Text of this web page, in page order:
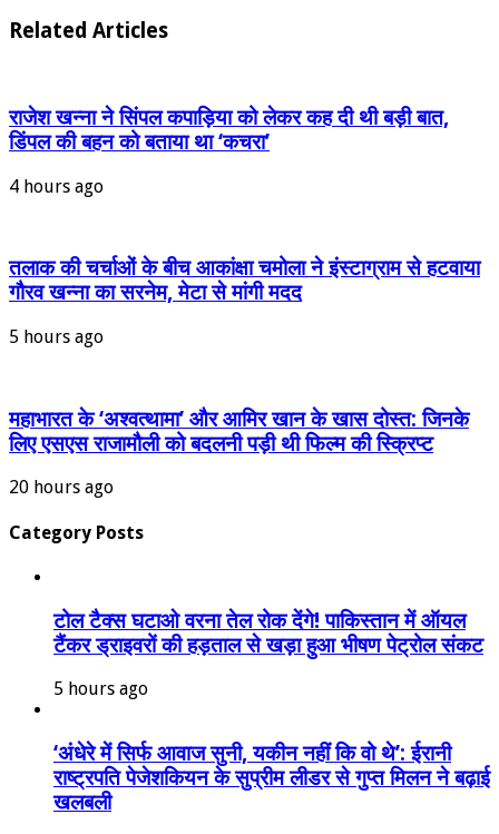
Related Articles
राजेश खन्ना ने सिंपल कपाड़िया को लेकर कह दी थी बड़ी बात,
डिंपल की बहन को बताया था ‘कचरा’
4 hours ago
तलाक की चर्चाओं के बीच आकांक्षा चमोला ने इंस्टाग्राम से हटवाया
गौरव खन्ना का सरनेम, मेटा से मांगी मदद
5 hours ago
महाभारत के ‘अश्वत्थामा’ और आमिर खान के खास दोस्त: जिनके
लिए एसएस राजामौली को बदलनी पड़ी थी फिल्म की स्क्रिप्ट
20 hours ago
Category Posts
टोल टैक्स घटाओ वरना तेल रोक देंगे! पाकिस्तान में ऑयल
टैंकर ड्राइवरों की हड़ताल से खड़ा हुआ भीषण पेट्रोल संकट
5 hours ago
‘अंधेरे में सिर्फ आवाज सुनी, यकीन नहीं कि वो थे’: ईरानी
राष्ट्रपति पेजेशकियन के सुप्रीम लीडर से गुप्त मिलन ने बढ़ाई
खलबली